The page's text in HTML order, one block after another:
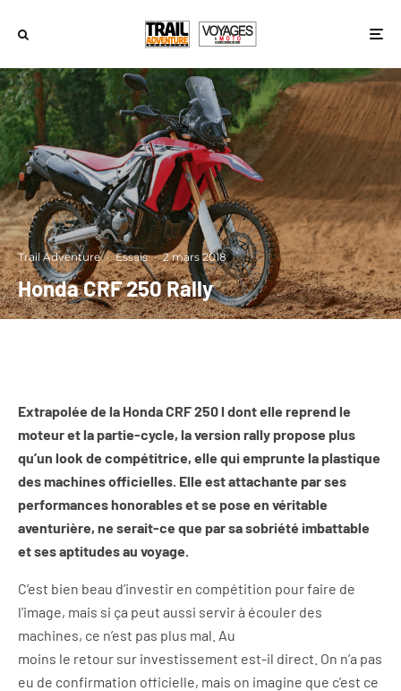
Trail Adventure · Essais · 2 mars 2018
Honda CRF 250 Rally
Extrapolée de la Honda CRF 250 l dont elle reprend le
moteur et la partie-cycle, la version rally propose plus
qu’un look de compétitrice, elle qui emprunte la plastique
des machines officielles. Elle est attachante par ses
performances honorables et se pose en véritable
aventurière, ne serait-ce que par sa sobriété imbattable
et ses aptitudes au voyage.
C’est bien beau d’investir en compétition pour faire de
l’image, mais si ça peut aussi servir à écouler des
machines, ce n’est pas plus mal. Au
moins le retour sur investissement est-il direct. On n’a pas
eu de confirmation officielle, mais on imagine que c’est ce